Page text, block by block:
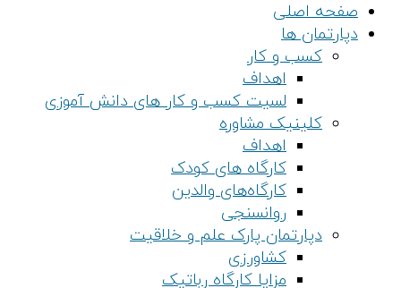
صفحه اصلی
دپارتمان ها
کسب و کار
اهداف
لسیت کسب و کار های دانش آموزی
کلینیک مشاوره
اهداف
کارگاه های کودک
کارگاه‌های والدین
روانسنجی
دپارتمان پارک علم و خلاقیت
کشاورزی
مزایا کارگاه رباتیک